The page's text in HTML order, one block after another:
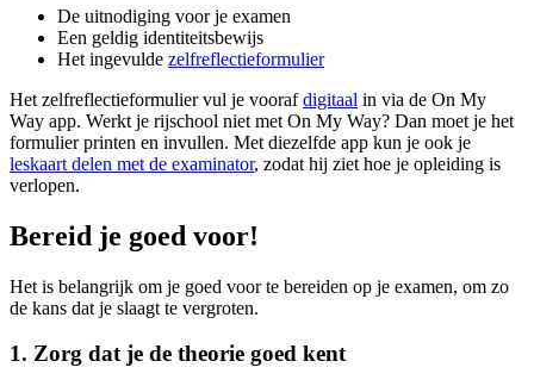
De uitnodiging voor je examen
Een geldig identiteitsbewijs
Het ingevulde zelfreflectieformulier
Het zelfreflectieformulier vul je voorafdigitaal in via de On My
Way app. Werkt je rijschool niet met On My Way? Dan moet je het
formulier printen en invullen. Met diezelfde app kun je ook je
leskaart delen met de examinator, zodat hij ziet hoe je opleiding is
verlopen.
Bereid je goed voor!
Het is belangrijk om je goed voor te bereiden op je examen, om zo
de kans dat je slaagt te vergroten.
1. Zorg dat je de theorie goed kent